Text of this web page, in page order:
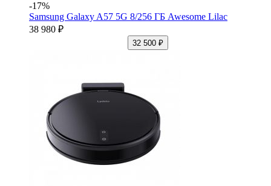
-17%
Samsung Galaxy A57 5G 8/256 ГБ Awesome Lilac
38 980 ₽
32 500 ₽